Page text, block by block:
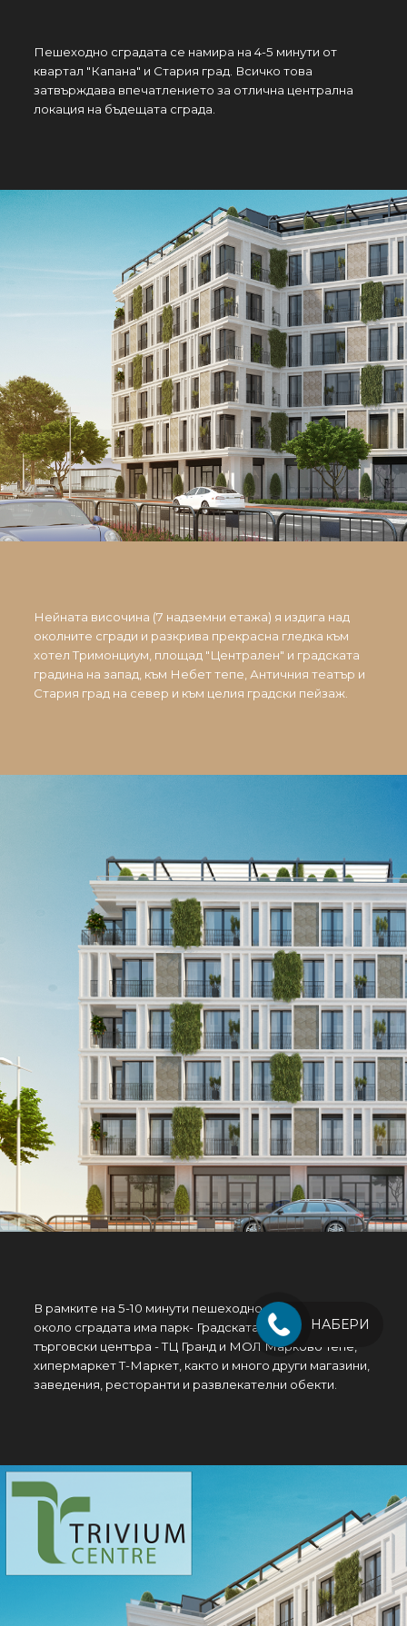
Пешеходно сградата се намира на 4-5 минути от
квартал "Капана" и Стария град. Всичко това
затвърждава впечатлението за отлична централна
локация на бъдещата сграда.
Нейната височина (7 надземни етажа) я издига над
околните сгради и разкрива прекрасна гледка към
хотел Тримонциум, площад "Централен" и градската
градина на запад, към Небет тепе, Античния театър и
Стария град на север и към целия градски пейзаж.
В рамките на 5-10 минути пешеходно разстояние
около сградата има парк- Градската градина, 2
търговски центъра - ТЦ Гранд и МОЛ Марково Тепе,
хипермаркет Т-Маркет, както и много други магазини,
заведения, ресторанти и развлекателни обекти.
НАБЕРИ